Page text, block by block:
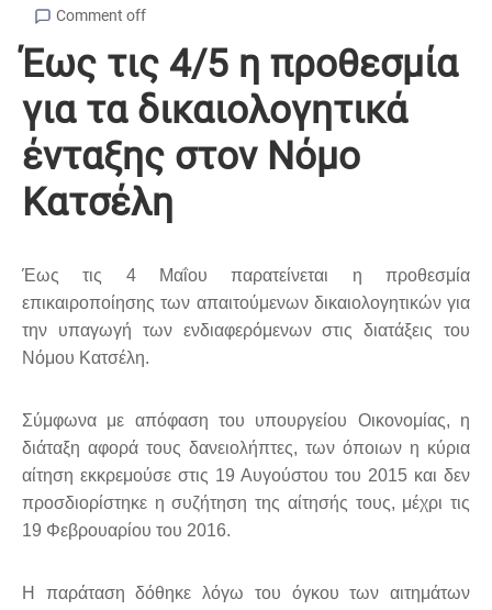
Comment off
Έως τις 4/5 η προθεσμία
για τα δικαιολογητικά
ένταξης στον Νόμο
Κατσέλη
Έως τις 4 Μαΐου παρατείνεται η προθεσμία
επικαιροποίησης των απαιτούμενων δικαιολογητικών για
την υπαγωγή των ενδιαφερόμενων στις διατάξεις του
Νόμου Κατσέλη.
Σύμφωνα με απόφαση του υπουργείου Οικονομίας, η
διάταξη αφορά τους δανειολήπτες, των όποιων η κύρια
αίτηση εκκρεμούσε στις 19 Αυγούστου του 2015 και δεν
προσδιορίστηκε η συζήτηση της αίτησής τους, μέχρι τις
19 Φεβρουαρίου του 2016.
Η παράταση δόθηκε λόγω του όγκου των αιτημάτων